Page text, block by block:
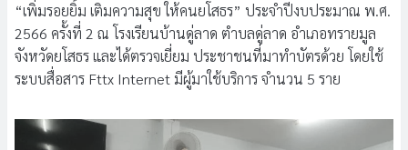
“เพิ่มรอยยิ้ม เติมความสุข ให้คนยโสธร” ประจำปีงบประมาณ พ.ศ.
2566 ครั้งที่ 2 ณ โรงเรียนบ้านดู่ลาด ตำบลดู่ลาด อำเภอทรายมูล
จังหวัดยโสธร และได้ตรวจเยี่ยม ประชาชนที่มาทำบัตรด้วย โดยใช้
ระบบสื่อสาร Fttx Internet มีผู้มาใช้บริการ จำนวน 5 ราย